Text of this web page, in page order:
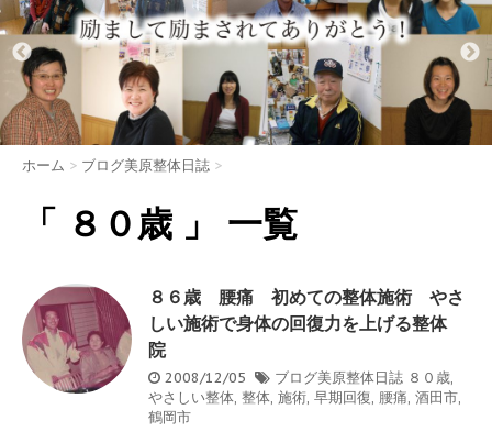
ホーム > ブログ美原整体日誌 >
「 ８０歳 」 一覧
８６歳 腰痛 初めての整体施術 やさ
しい施術で身体の回復力を上げる整体
院
2008/12/05 ブログ美原整体日誌 ８０歳,
やさしい整体, 整体, 施術, 早期回復, 腰痛, 酒田市,
鶴岡市